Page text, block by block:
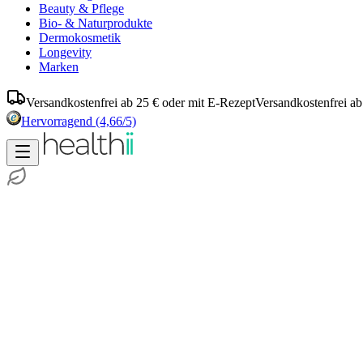
Beauty & Pflege
Bio- & Naturprodukte
Dermokosmetik
Longevity
Marken
Versandkostenfrei ab 25 € oder mit E-RezeptVersandkostenfrei
Hervorragend (4,66/5)